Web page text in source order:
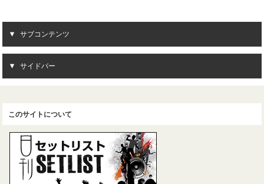
サブコンテンツ
サイドバー
このサイトについて